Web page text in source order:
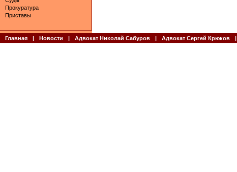
Прокуратура
Приставы
Главная | Новости | Адвокат Николай Сабуров | Адвокат Сергей Крюков |